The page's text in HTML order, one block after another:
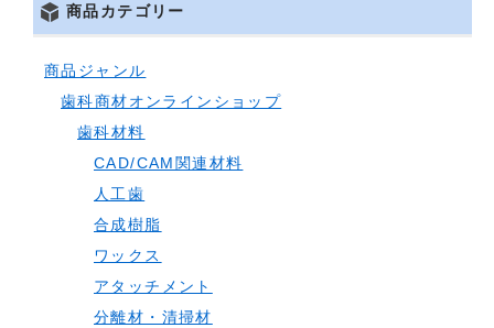
商品カテゴリー
商品ジャンル
歯科商材オンラインショップ
歯科材料
CAD/CAM関連材料
人工歯
合成樹脂
ワックス
アタッチメント
分離材・清掃材